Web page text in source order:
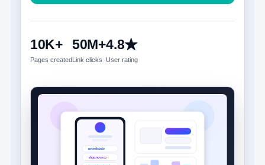
10K+
Pages created
50M+
Link clicks
4.8★
User rating